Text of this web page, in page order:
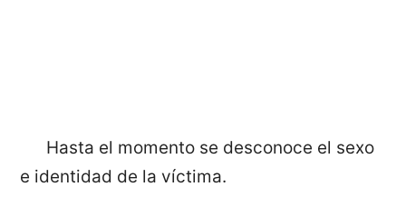
Hasta el momento se desconoce el sexo
e identidad de la víctima.